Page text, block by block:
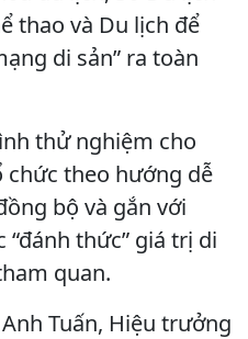
thao và Du lịch để
di sản” ra toàn
thử nghiệm cho
chức theo hướng dễ
bộ và gắn với
thức” giá trị di
quan.
Tuấn, Hiệu trưởng